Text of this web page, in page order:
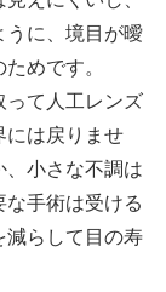
うに、境目が曖
めです。
て人工レンズ
には戻りませ
、小さな不調は
手術は受ける
減らして目の寿